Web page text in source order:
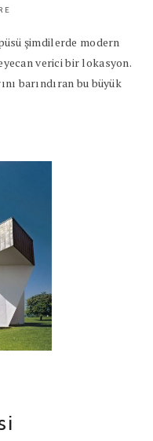
şimdilerde modern
verici bir lokasyon.
barındıran bu büyük